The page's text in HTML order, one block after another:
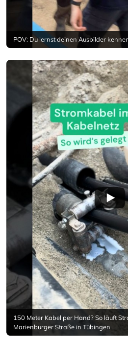
POV: Du lernst deinen Ausbilder
150 Meter Kabel per Hand? So läuft
Marienburger Straße in Tübingen